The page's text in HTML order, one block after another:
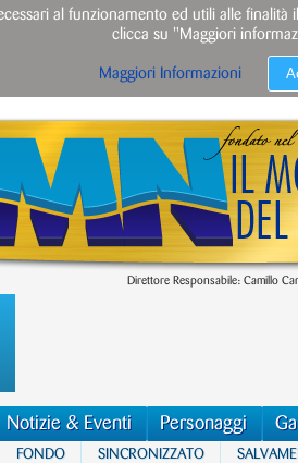
Direttore Responsabile: Camillo
Notizie & Eventi Personaggi
FONDO SINCRONIZZATO
al funzionamento ed utili alle
clicca su "Maggiori
Maggiori Informazioni